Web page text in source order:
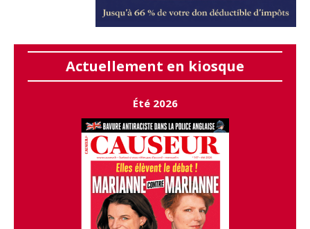
Actuellement en kiosque
Été 2026